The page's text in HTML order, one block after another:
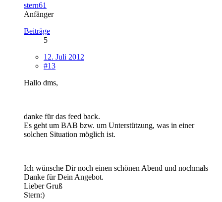
stern61
Anfänger
Beiträge
5
12. Juli 2012
#13
Hallo dms,
danke für das feed back.
Es geht um BAB bzw. um Unterstützung, was in einer
solchen Situation möglich ist.
Ich wünsche Dir noch einen schönen Abend und nochmals
Danke für Dein Angebot.
Lieber Gruß
Stern:)